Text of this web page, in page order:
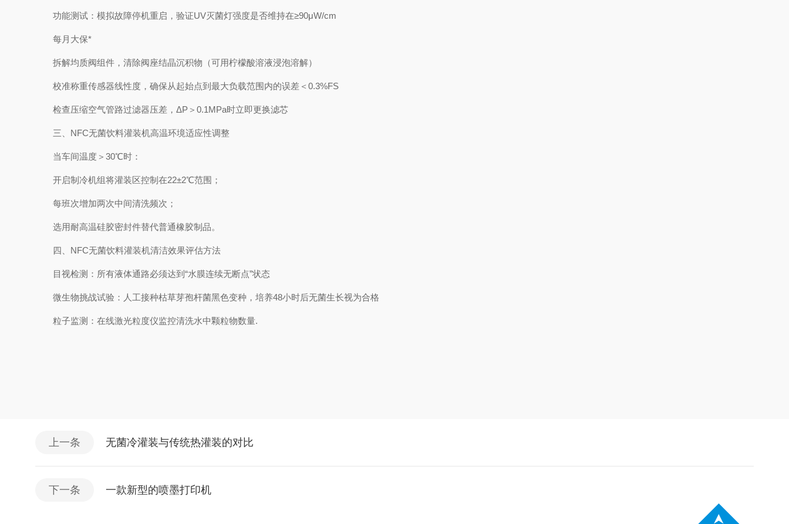
功能测试：模拟故障停机重启，验证UV灭菌灯强度是否维持在≥90μW/cm
每月大保*
拆解均质阀组件，清除阀座结晶沉积物（可用柠檬酸溶液浸泡溶解）
校准称重传感器线性度，确保从起始点到最大负载范围内的误差＜0.3%FS
检查压缩空气管路过滤器压差，ΔP＞0.1MPa时立即更换滤芯
三、NFC无菌饮料灌装机高温环境适应性调整
当车间温度＞30℃时：
开启制冷机组将灌装区控制在22±2℃范围；
每班次增加两次中间清洗频次；
选用耐高温硅胶密封件替代普通橡胶制品。
四、NFC无菌饮料灌装机清洁效果评估方法
目视检测：所有液体通路必须达到“水膜连续无断点”状态
微生物挑战试验：人工接种枯草芽孢杆菌黑色变种，培养48小时后无菌生长视为合格
粒子监测：在线激光粒度仪监控清洗水中颗粒物数量.
上一条 无菌冷灌装与传统热灌装的对比
下一条 一款新型的喷墨打印机